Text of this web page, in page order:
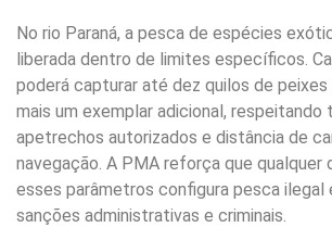
No rio Paraná, a pesca de espécies
liberada dentro de limites específicos.
poderá capturar até dez quilos de
mais um exemplar adicional, respeitando
apetrechos autorizados e distância de
navegação. A PMA reforça que qualquer
esses parâmetros configura pesca ilegal
sanções administrativas e criminais.